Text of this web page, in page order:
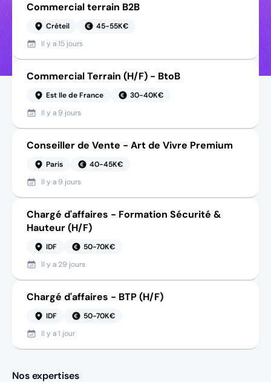
Commercial terrain B2B
Créteil
45-55K€
Il y a15 jours
Commercial Terrain (H/F) - BtoB
Est Ile de France
30-40K€
Il y a 9 jours
Conseiller de Vente - Art de Vivre Premium
Paris
40-45K€
Il y a 9 jours
Chargé d'affaires - Formation Sécurité &
Hauteur (H/F)
IDF
50-70K€
Il y a 29 jours
Chargé d'affaires - BTP (H/F)
IDF
50-70K€
Il y a1 jour
Nos expertises